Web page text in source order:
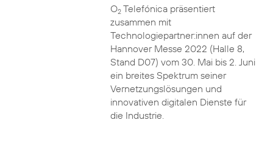
O2Telefónica präsentiert
zusammen mit
Technologiepartner:innen auf der
Hannover Messe 2022 (Halle 8,
Stand D07) vom 30. Mai bis 2. Juni
ein breites Spektrum seiner
Vernetzungslösungen und
innovativen digitalen Dienste für
die Industrie.